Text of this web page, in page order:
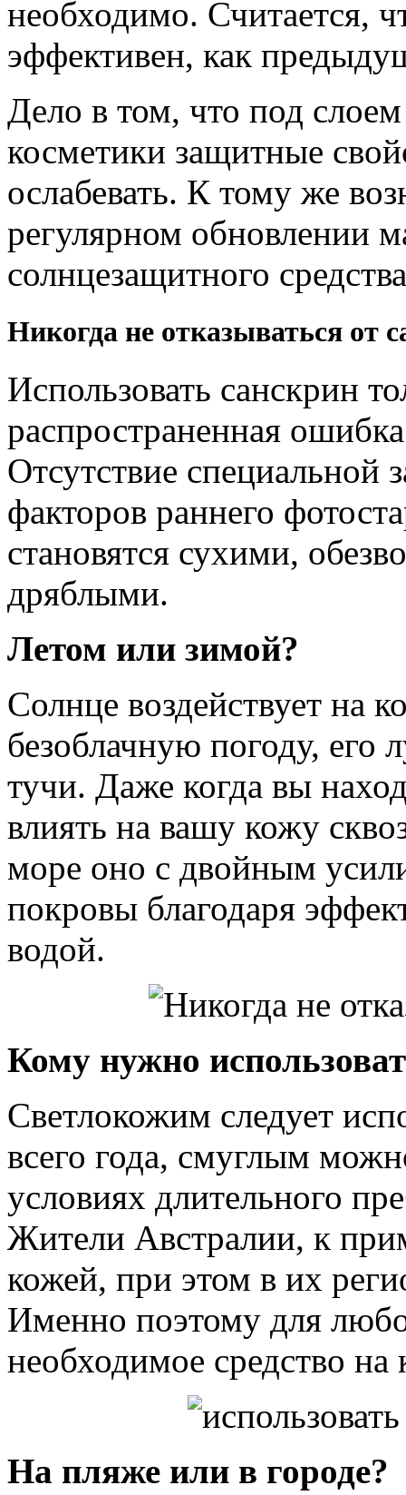
необходимо. Считается,
эффективен, как
Дело в том, что под
косметики защитные
ослабевать. К тому же
регулярном обновлении
солнцезащитного
Никогда не отказываться от
Использовать санскрин
распространенная
Отсутствие специальной
факторов раннего
становятся сухими,
дряблыми.
Летом или зимой?
Солнце воздействует на
безоблачную погоду, его
тучи. Даже когда вы
влиять на вашу кожу
море оно с двойным
покровы благодаря
водой.
Кому нужно
Светлокожим следует
всего года, смуглым
условиях длительного
Жители Австралии, к
кожей, при этом в их
Именно поэтому для
необходимое средство
На пляже или в городе?